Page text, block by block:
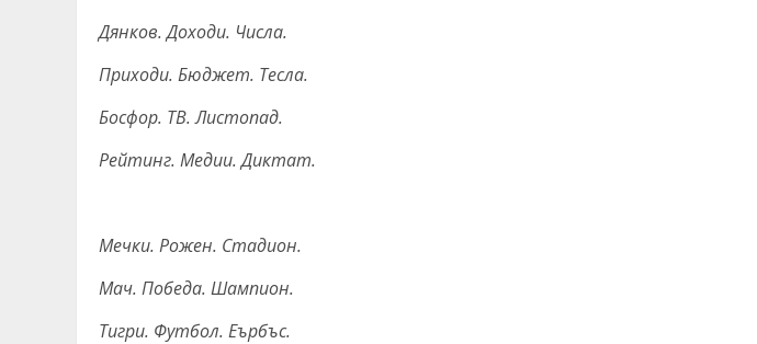
Дянков. Доходи. Числа.
Приходи. Бюджет. Тесла.
Босфор. TB. Листопад.
Рейтинг. Медии. Диктат.
Мечки. Рожен. Стадион.
Мач. Победа. Шампион.
Тигри. Футбол. Еърбъс.